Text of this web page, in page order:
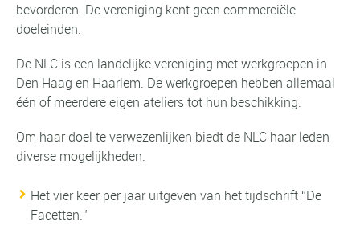
bevorderen. De vereniging kent geen commerciële
doeleinden.
De NLC is een landelijke vereniging met werkgroepen in
Den Haag en Haarlem. De werkgroepen hebben allemaal
één of meerdere eigen ateliers tot hun beschikking.
Om haar doel te verwezenlijken biedt de NLC haar leden
diverse mogelijkheden.
Het vier keer per jaar uitgeven van het tijdschrift “De
Facetten.”